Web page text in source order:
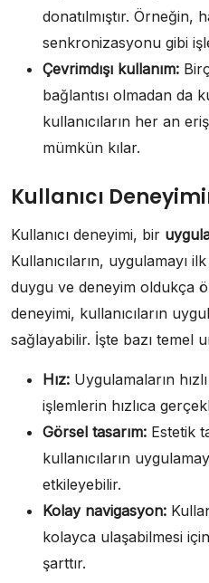
donatılmıştır. Örneğin,
senkronizasyonu gibi
Çevrimdışı kullanım:
bağlantısı olmadan da
kullanıcıların her an
mümkün kılar.
Kullanıcı
Kullanıcı deneyimi, bir
Kullanıcıların, uygulamayı
duygu ve deneyim oldukça
deneyimi, kullanıcıların
sağlayabilir. İşte bazı temel
Hız: Uygulamaların
işlemlerin hızlıca
Görsel tasarım: Estetik
kullanıcıların
etkileyebilir.
Kolay navigasyon:
kolayca ulaşabilmesi
şarttır.